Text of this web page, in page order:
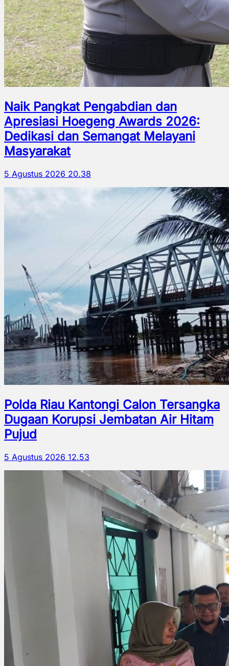
Naik Pangkat Pengabdian dan
Apresiasi Hoegeng Awards 2026:
Dedikasi dan Semangat Melayani
Masyarakat
5 Agustus 2026 20.38
Polda Riau Kantongi Calon Tersangka
Dugaan Korupsi Jembatan Air Hitam
Pujud
5 Agustus 2026 12.53